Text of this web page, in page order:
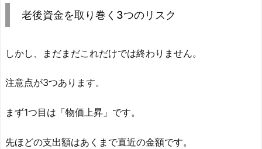
老後資金を取り巻く3つのリスク
しかし、まだまだこれだけでは終わりません。
注意点が3つあります。
まず1つ目は「物価上昇」です。
先ほどの支出額はあくまで直近の金額です。